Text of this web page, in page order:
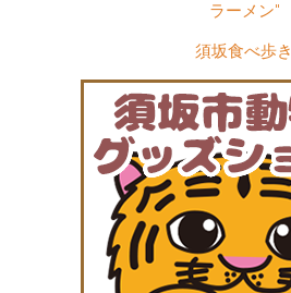
ラーメン"
須坂食べ歩き